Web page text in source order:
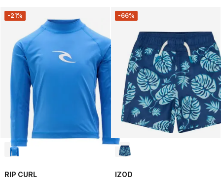
-21%
RIP CURL
-66%
IZOD